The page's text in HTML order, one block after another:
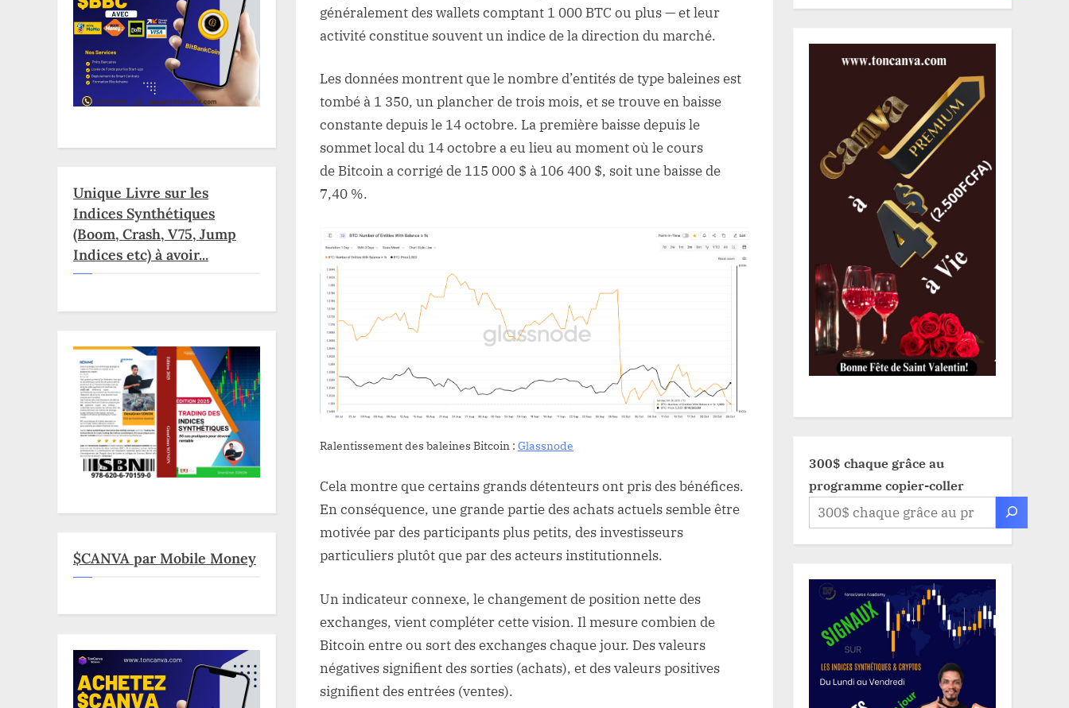
généralement des wallets comptant 1 000 BTC ou plus — et leur
activité constitue souvent un indice de la direction du marché.
Les données montrent que le nombre d’entités de type baleines est
tombé à 1 350, un plancher de trois mois, et se trouve en baisse
constante depuis le 14 octobre. La première baisse depuis le
sommet local du 14 octobre a eu lieu au moment où le cours
de Bitcoin a corrigé de 115 000 $ à 106 400 $, soit une baisse de
7,40 %.
Ralentissement des baleines Bitcoin : Glassnode
Cela montre que certains grands détenteurs ont pris des bénéfices.
En conséquence, une grande partie des achats actuels semble être
motivée par des participants plus petits, des investisseurs
particuliers plutôt que par des acteurs institutionnels.
Un indicateur connexe, le changement de position nette des
exchanges, vient compléter cette vision. Il mesure combien de
Bitcoin entre ou sort des exchanges chaque jour. Des valeurs
négatives signifient des sorties (achats), et des valeurs positives
signifient des entrées (ventes).
Unique Livre sur les
Indices Synthétiques
(Boom, Crash, V75, Jump
Indices etc) à avoir...
$CANVA par Mobile Money
300$ chaque grâce au
programme copier-coller